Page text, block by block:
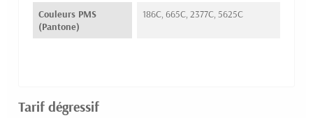
Couleurs PMS
(Pantone)
186C, 665C, 2377C, 5625C
Tarif dégressif